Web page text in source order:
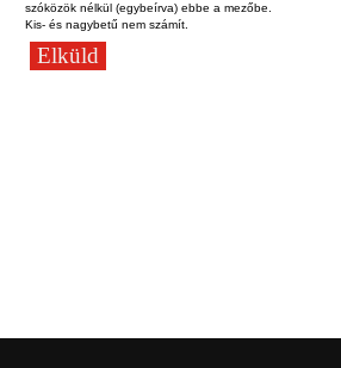
szóközök nélkül (egybeírva) ebbe a mezőbe.
Kis- és nagybetű nem számít.